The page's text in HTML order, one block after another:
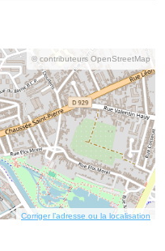
© contributeurs OpenStreetMap
Corriger l’adresse ou la localisation